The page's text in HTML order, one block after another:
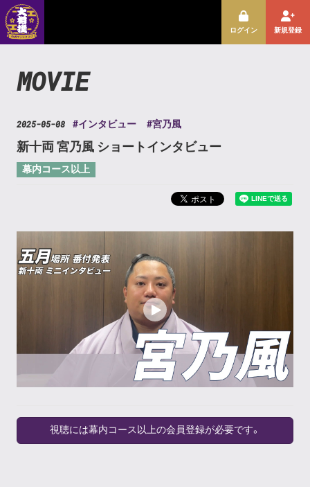
ログイン 新規登録
MOVIE
2025-05-08 #インタビュー #宮乃風
新十両 宮乃風 ショートインタビュー
幕内コース以上
視聴には幕内コース以上の会員登録が必要です。